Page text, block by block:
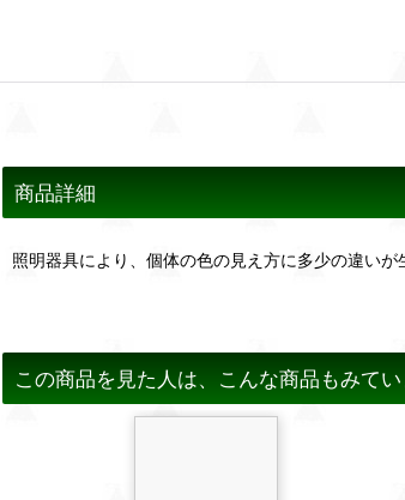
商品詳細
照明器具により、個体の色の見え方に多少の違いが
この商品を見た人は、こんな商品もみてい